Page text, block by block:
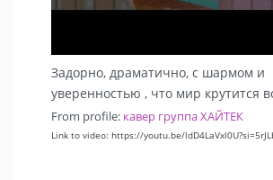
Задорно, драматично, с шармом и
уверенностью , что мир крутится
From profile: кавер группа ХАЙТЕК
Link to video: https://youtu.be/